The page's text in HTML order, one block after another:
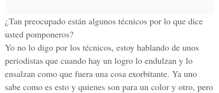
¿Tan preocupado están algunos técnicos por lo que dice
usted pomponeros?
Yo no lo digo por los técnicos, estoy hablando de unos
periodistas que cuando hay un logro lo endulzan y lo
ensalzan como que fuera una cosa exorbitante. Ya uno
sabe como es esto y quienes son para un color y otro, pero